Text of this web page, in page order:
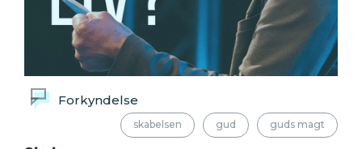
Forkyndelse
skabelsen gud guds magt